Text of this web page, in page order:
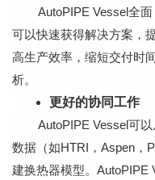
AutoPIPE Vessel全
可以快速获得解决方案，
高生产效率，缩短交付时
析。
更好的协同工作
AutoPIPE Vessel可
数据（如HTRI，Aspen，
建换热器模型。AutoPIPE